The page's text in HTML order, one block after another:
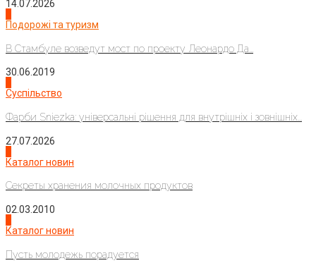
14.07.2026
Подорожі та туризм
В Стамбуле возведут мост по проекту Леонардо Да...
30.06.2019
Суспільство
Фарби Sniezka: універсальні рішення для внутрішніх і зовнішніх...
27.07.2026
Каталог новин
Секреты хранения молочных продуктов
02.03.2010
Каталог новин
Пусть молодежь порадуется